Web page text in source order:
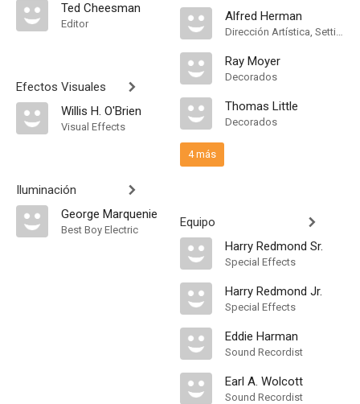
Ted Cheesman
Editor
Efectos Visuales
Willis H. O'Brien
Visual Effects
Iluminación
George Marquenie
Best Boy Electric
Alfred Herman
Dirección Artística, Settings
Ray Moyer
Decorados
Thomas Little
Decorados
4 más
Equipo
Harry Redmond Sr.
Special Effects
Harry Redmond Jr.
Special Effects
Eddie Harman
Sound Recordist
Earl A. Wolcott
Sound Recordist